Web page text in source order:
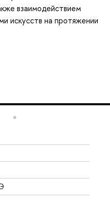
взаимодействием
искусств на протяжении